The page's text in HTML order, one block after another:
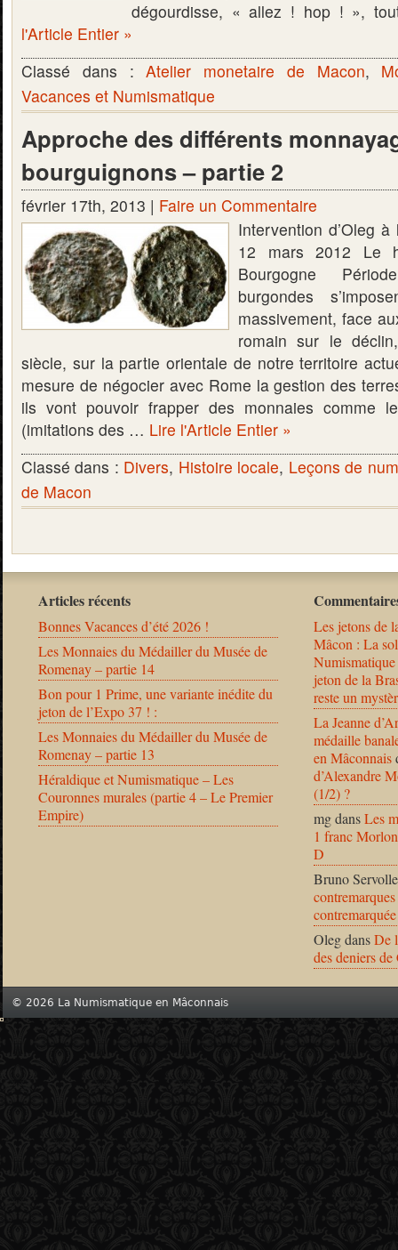
dégourdisse, « allez ! hop ! »,
l'Article Entier »
Classé dans :Atelier monetaire de Macon,
Vacances et Numismatique
Approche des différents
bourguignons – partie 2
février 17th, 2013 | Faire un Commentaire
Intervention d’Oleg
12 mars 2012 Le
Bourgogne Période
burgondes
massivement, face
romain sur le
siècle, sur la partie orientale de notre territoire
mesure de négocier avec Rome la gestion des
ils vont pouvoir frapper des monnaies comme
(imitations des … Lire l'Article Entier »
Classé dans : Divers, Histoire locale, Leçons de
de Macon
Articles récents
Bonnes Vacances d’été 2026 !
Les Monnaies du Médailler du Musée de
Romenay – partie 14
Bon pour 1 Prime, une variante inédite du
jeton de l’Expo 37 ! :
Les Monnaies du Médailler du Musée de
Romenay – partie 13
Héraldique et Numismatique – Les
Couronnes murales (partie 4 – Le Premier
Empire)
Les jetons de
Mâcon : La
jeton de la
reste un
La Jeanne
médaille
en Mâconnais
d’Alexandre
(1/2) ?
mgdansLes
1 franc
D
Bruno Servolle
OlegdansDe
des deniers
© 2026 La Numismatique en Mâconnais